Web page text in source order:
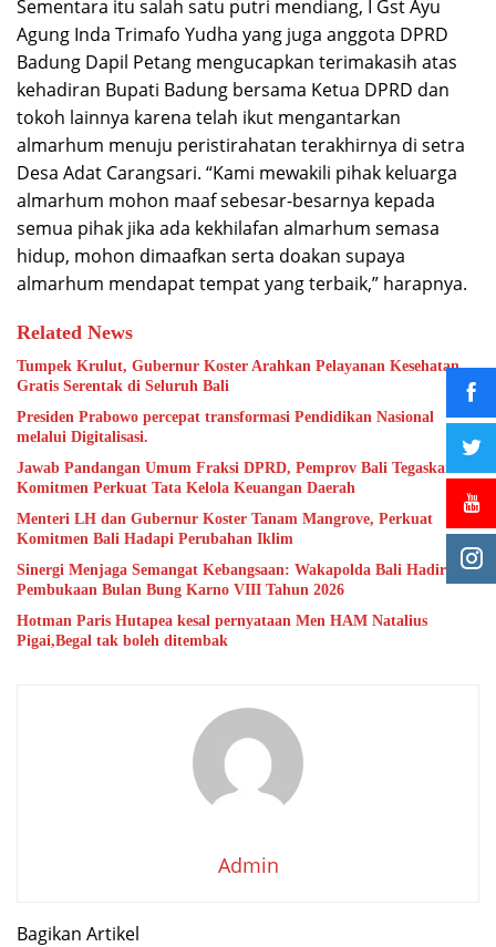
Sementara itu salah satu putri mendiang, I Gst Ayu
Agung Inda Trimafo Yudha yang juga anggota DPRD
Badung Dapil Petang mengucapkan terimakasih atas
kehadiran Bupati Badung bersama Ketua DPRD dan
tokoh lainnya karena telah ikut mengantarkan
almarhum menuju peristirahatan terakhirnya di setra
Desa Adat Carangsari. “Kami mewakili pihak keluarga
almarhum mohon maaf sebesar-besarnya kepada
semua pihak jika ada kekhilafan almarhum semasa
hidup, mohon dimaafkan serta doakan supaya
almarhum mendapat tempat yang terbaik,” harapnya.
Related News
Tumpek Krulut, Gubernur Koster Arahkan Pelayanan Kesehatan
Gratis Serentak di Seluruh Bali
Presiden Prabowo percepat transformasi Pendidikan Nasional
melalui Digitalisasi.
Jawab Pandangan Umum Fraksi DPRD, Pemprov Bali Tegaskan
Komitmen Perkuat Tata Kelola Keuangan Daerah
Menteri LH dan Gubernur Koster Tanam Mangrove, Perkuat
Komitmen Bali Hadapi Perubahan Iklim
Sinergi Menjaga Semangat Kebangsaan: Wakapolda Bali Hadiri
Pembukaan Bulan Bung Karno VIII Tahun 2026
Hotman Paris Hutapea kesal pernyataan Men HAM Natalius
Pigai,Begal tak boleh ditembak
Admin
Bagikan Artikel